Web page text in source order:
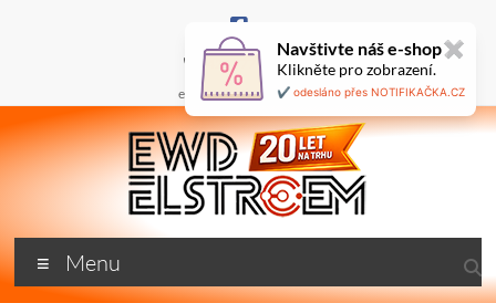
+420 777 687 800
ewd@ewdel.cz
🇬🇧
ewdel.cz
…
Menu
Navštivte náš e-shop✖
Klikněte pro zobrazení.
✔️ odesláno přes NOTIFIKAČKA.CZ